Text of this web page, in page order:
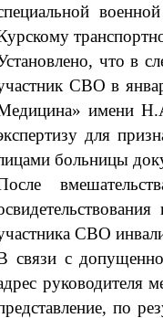
что в
СВО в
имени
для
больницы
СВО
связи с
руководителя
по